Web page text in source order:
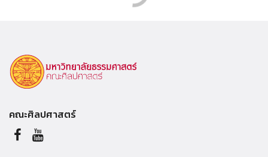
คณะศิลปศาสตร์
ท่าพระจันทร์
2 ถนนพระจันทร์ แขวงพระบรมมหาราชวัง, เขตพระนคร, กรุงเทพฯ